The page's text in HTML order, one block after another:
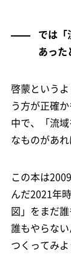
では「
あった
啓蒙という
う方が正確
中で、「流
なものがあ
この本は
んだ2021年
図」をまだ
誰もやらな
つくってみ